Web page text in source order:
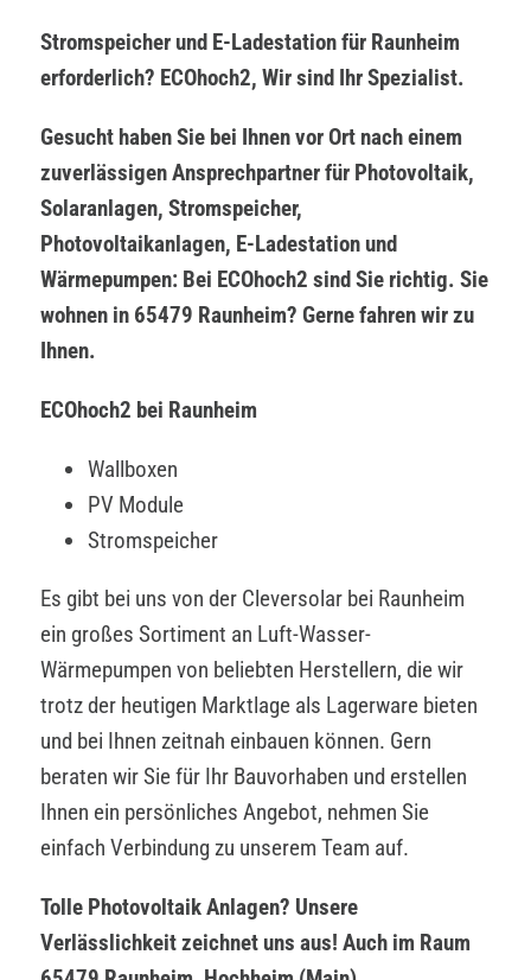
Stromspeicher und E-Ladestation für Raunheim
erforderlich? ECOhoch2, Wir sind Ihr Spezialist.
Gesucht haben Sie bei Ihnen vor Ort nach einem
zuverlässigen Ansprechpartner für Photovoltaik,
Solaranlagen, Stromspeicher,
Photovoltaikanlagen, E-Ladestation und
Wärmepumpen: Bei ECOhoch2 sind Sie richtig. Sie
wohnen in 65479 Raunheim? Gerne fahren wir zu
Ihnen.
ECOhoch2 bei Raunheim
Wallboxen
PV Module
Stromspeicher
Es gibt bei uns von der Cleversolar bei Raunheim
ein großes Sortiment an Luft-Wasser-
Wärmepumpen von beliebten Herstellern, die wir
trotz der heutigen Marktlage als Lagerware bieten
und bei Ihnen zeitnah einbauen können. Gern
beraten wir Sie für Ihr Bauvorhaben und erstellen
Ihnen ein persönliches Angebot, nehmen Sie
einfach Verbindung zu unserem Team auf.
Tolle Photovoltaik Anlagen? Unsere
Verlässlichkeit zeichnet uns aus! Auch im Raum